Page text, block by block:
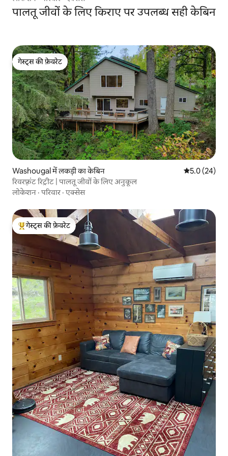
पालतू जीवों के लिए किराए पर उपलब्ध सही केबिन
गेस्ट्स की फ़ेवरेट
गेस्ट्स की फ़ेवरेट
Washougal में लकड़ी का केबिन औसत रेटिंग 5
5.0 (24)
रिवरफ़्रंट रिट्रीट | पालतू जीवों के लिए अनुकूल
लोकेशन ·परिवार ·एक्सेस
गेस्ट्स का टॉप फ़ेवरेट
गेस्ट्स की फ़ेवरेट